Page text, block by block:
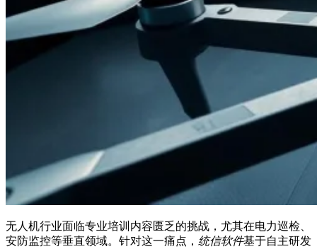
无人机行业面临专业培训内容匮乏的挑战，尤其在电力巡检、
安防监控等垂直领域。针对这一痛点， 统信软件基于自主研发